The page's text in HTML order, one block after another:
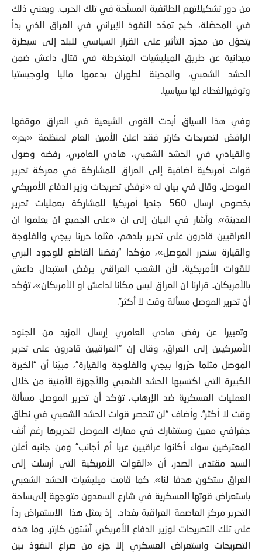
من دور تشكيلاتهم الطائفية المسلّحة في تلك الحرب. ويعني ذلك
في المحصّلة، كبح تمدّد النفوذ الإيراني في العراق الذي بدأ
يتحوّل من مجرّد التأثير على القرار السياسي للبلد إلى سيطرة
ميدانية عن طريق الميليشيات المنخرطة في قتال داعش ضمن
الحشد الشعبي، والمدينة لطهران بدعمها ماليا ولوجيستيا
وتوفيرالغطاء لها سياسيا.
وفي هذا السياق أبدت القوى الشيعية في العراق موقفها
الرافض لتصريحات كارتر فقد اعلن الأمين العام لمنظمة «بدر»
والقيادي في الحشد الشعبي، هادي العامري، رفضه وصول
قوات أمريكية اضافية إلى العراق للمشاركة في معركة تحرير
الموصل. وقال في بيان له «نرفض تصريحات وزير الدفاع الأمريكي
بخصوص ارسال 560 جنديا أمريكيا للمشاركة بعمليات تحرير
المدينة». وأشار في البيان إلى ان «على الجميع ان يعلموا ان
العراقيين قادرون على تحرير بلدهم، مثلما حررنا بيجي والفلوجة
والقيارة سنحرر الموصل»، مؤكدا “رفضنا القاطع للوجود البري
للقوات الأمريكية، لأن الشعب العراقي يرفض استبدال داعش
بالأمريكان.. قرارنا ان العراق ليس مكانا لداعش او الأمريكان»، تؤكد
أن تحرير الموصل مسألة وقت لا أكثر”.
وتعبيرا عن رفض هادي العامري إرسال المزيد من الجنود
الأميركيين إلى العراق، وقال إن “العراقيين قادرون على تحرير
الموصل مثلما حرّروا بيجي والفلوجة والقيارة”، مبيّنا أن “الخبرة
الكبيرة التي اكتسبها الحشد الشعبي والأجهزة الأمنية من خلال
العمليات العسكرية ضد الإرهاب، تؤكد أن تحرير الموصل مسألة
وقت لا أكثر”. وأضاف “لن تنحصر قوات الحشد الشعبي في نطاق
جغرافي معين وستشارك في معارك الموصل لتحريرها رغم أنف
المعترضين سواء أكانوا عراقيين عربا أم أجانب” ومن جانبه أعلن
السيد مقتدى الصدر، أن «القوات الأمريكية التي أرسلت إلى
العراق ستكون هدفا لنا». كما قامت ميليشيات الحشد الشعبي
باستعراض قوتها العسكرية في شارع السعدون متوجهة إلىساحة
التحرير مركز العاصمة العراقية بغداد. إذ يمثل هذا الاستعراض رداّ
على تلك التصريحات لوزير الدفاع الأمريكي آشتون كارتر. وما هذه
التصريحات واستعراض العسكري إلا جزء من صراع النفوذ بين